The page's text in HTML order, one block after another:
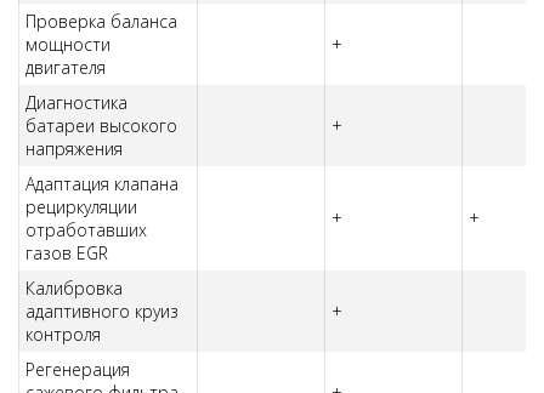
Проверка баланса
мощности
двигателя
+
Диагностика
батареи высокого
напряжения
+
Адаптация клапана
рециркуляции
отработавших
газов EGR
+ +
Калибровка
адаптивного круиз
контроля
+
Регенерация